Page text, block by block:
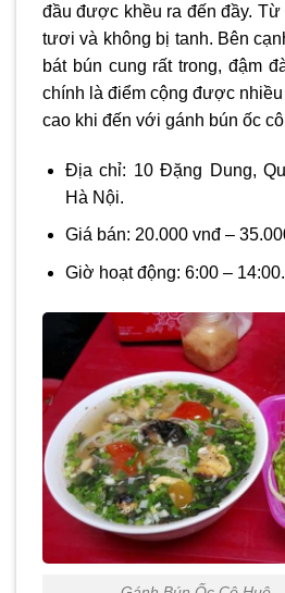
đầu được khều ra đến đầy. Từ
tươi và không bị tanh. Bên
bát bún cung rất trong, đậm
chính là điểm cộng được
cao khi đến với gánh bún ốc
Địa chỉ: 10 Đặng Dung,
Hà Nội.
Giá bán: 20.000 vnđ –
Giờ hoạt động: 6:00 – 14:00.